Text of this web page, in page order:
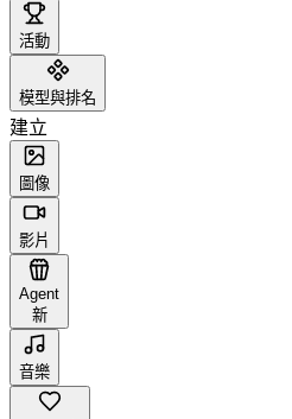
活動
模型與排名
建立
圖像
影片
Agent
新
音樂